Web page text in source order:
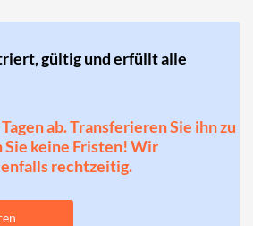
gültig und erfüllt alle
ab. Transferieren Sie ihn zu
Sie keine Fristen! Wir
rechtzeitig.